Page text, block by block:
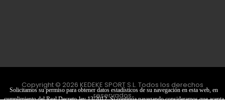
Copyright © 2026 KEDEKE SPORT S.L. Todos los derechos
reservados
Solicitamos su permiso para obtener datos estadísticos de su navegación en esta web, en
cumplimiento del Real Decreto-ley 13/2012. Si continúa navegando consideramos que acepta